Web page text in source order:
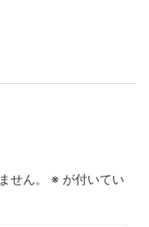
せん。 ※ が付いてい